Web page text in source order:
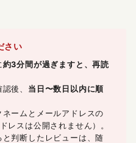
さい
約3分間が過ぎますと、再読
後、 当日〜数日以内に順
ームとメールアドレスの
レスは公開されません）。
判断したレビューは、随